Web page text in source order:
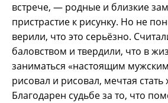
встрече, — родные и близкие
пристрастие к рисунку. Но не
верили, что это серьёзно.
баловством и твердили, что в
заниматься «настоящим
рисовал и рисовал, мечтая
Благодарен судьбе за то, что